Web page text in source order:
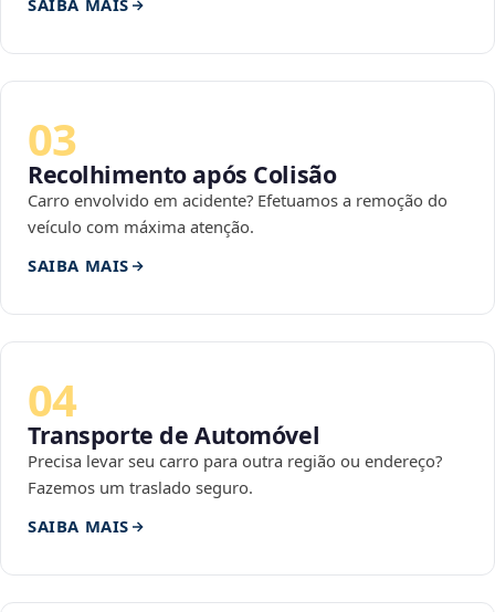
SAIBA MAIS
03
Recolhimento após Colisão
Carro envolvido em acidente? Efetuamos a remoção do
veículo com máxima atenção.
SAIBA MAIS
04
Transporte de Automóvel
Precisa levar seu carro para outra região ou endereço?
Fazemos um traslado seguro.
SAIBA MAIS